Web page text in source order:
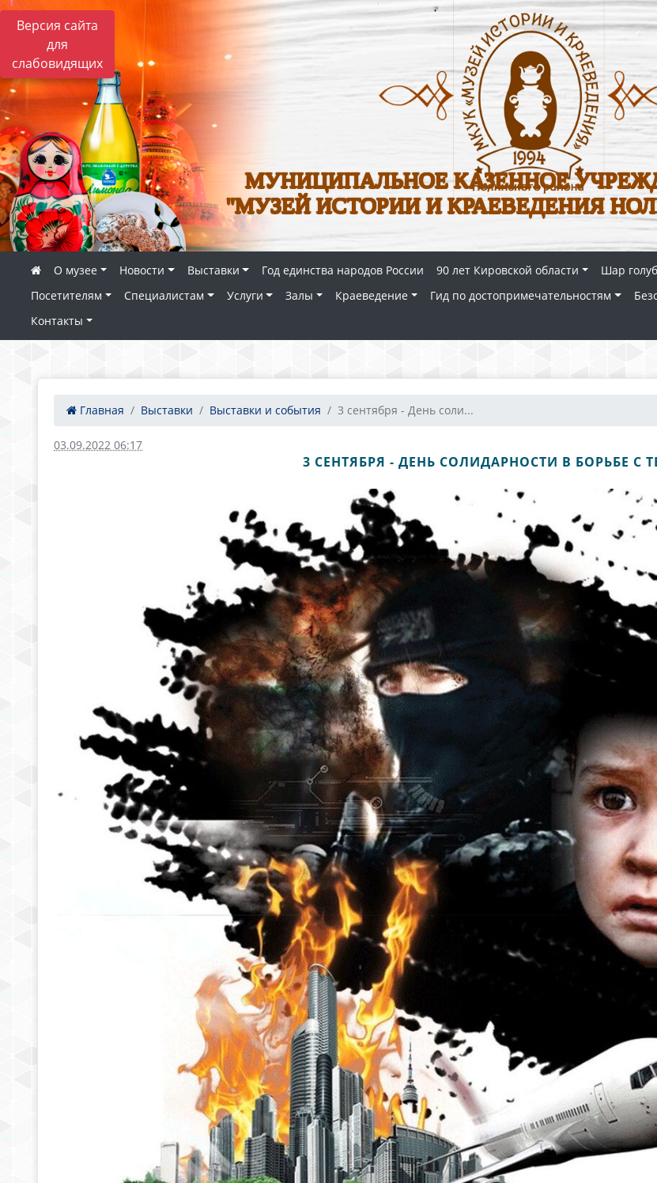
Версия сайта
для
слабовидящих
МУНИЦИПАЛЬНОЕ КАЗЕННОЕ
"МУЗЕЙ ИСТОРИИ И КРАЕВЕДЕНИЯ
О музее Новости Выставки Год единства народов России 90 лет Кировской области Шар
Посетителям
Специалистам Услуги Залы Краеведение Гид по достопримечательностям
Контакты
Главная Выставки Выставки и события 3 сентября - День соли...
03.09.2022 06:17
3 СЕНТЯБРЯ - ДЕНЬ СОЛИДАРНОСТИ В БОРЬБЕ С